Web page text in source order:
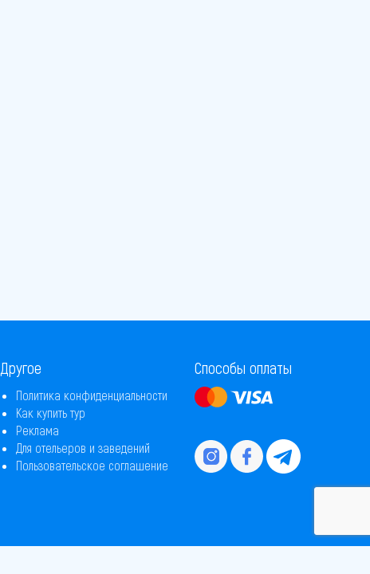
Другое
Политика конфиденциальности
Как купить тур
Реклама
Для отельеров и заведений
Пользовательское соглашение
Способы оплаты